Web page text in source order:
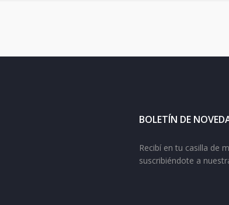
BOLETÍN DE
Recibí en tu casilla de
suscribiéndote a